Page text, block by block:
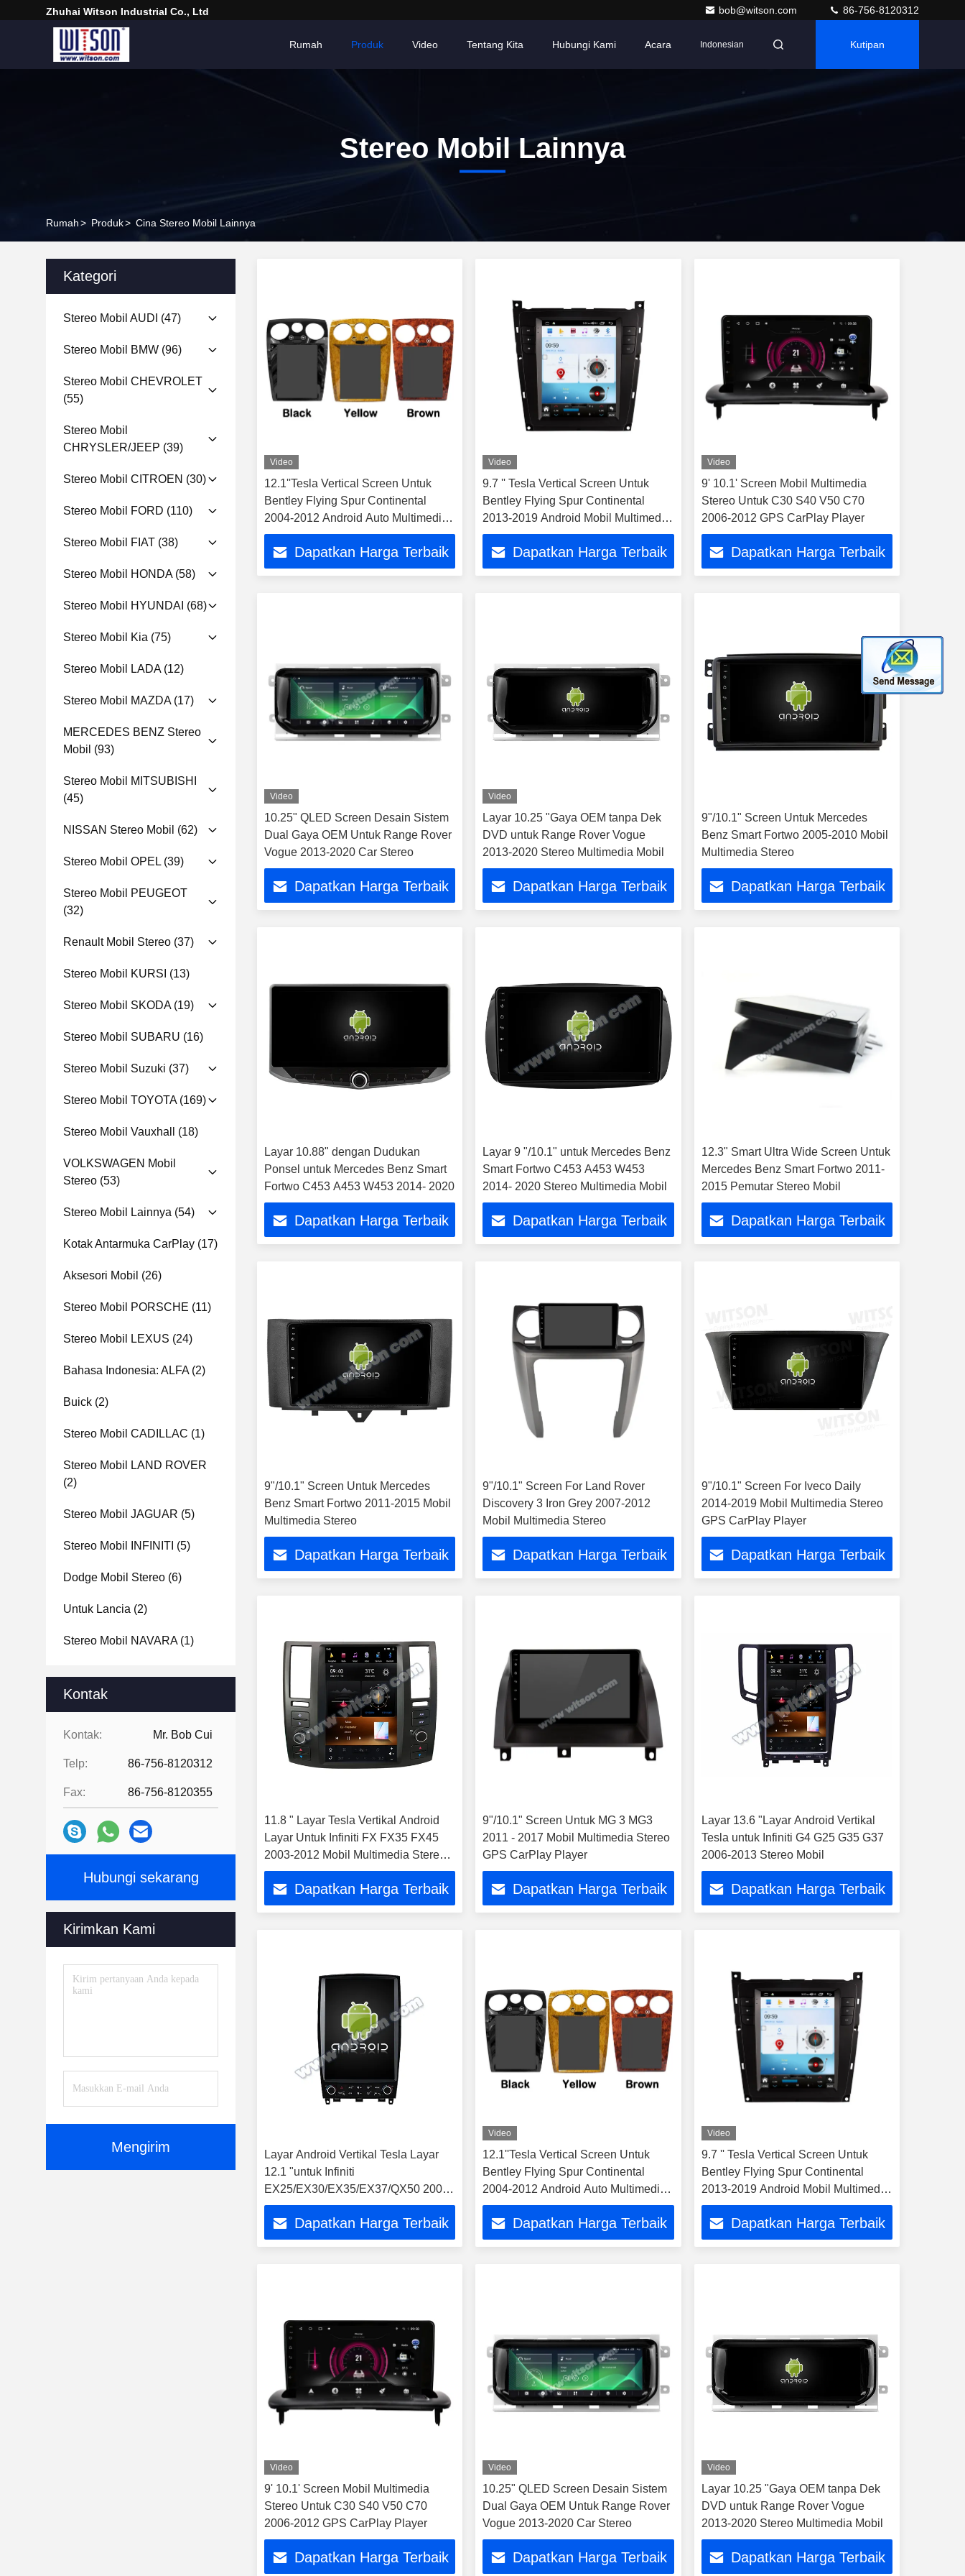
Zhuhai Witson Industrial Co., Ltd bob@witson.com 86-756-8120312
Rumah Produk Video Tentang Kita Hubungi Kami Acara Indonesian Kutipan
Stereo Mobil Lainnya
Rumah> Produk> Cina Stereo Mobil Lainnya
Kategori
Stereo Mobil AUDI (47)
Stereo Mobil BMW (96)
Stereo Mobil CHEVROLET
(55)
Stereo Mobil
CHRYSLER/JEEP (39)
Stereo Mobil CITROEN (30)
Stereo Mobil FORD (110)
Stereo Mobil FIAT (38)
Stereo Mobil HONDA(58)
Stereo Mobil HYUNDAI (68)
Stereo Mobil Kia (75)
Stereo Mobil LADA(12)
Stereo Mobil MAZDA(17)
MERCEDES BENZ Stereo
Mobil (93)
Stereo Mobil MITSUBISHI
(45)
NISSAN Stereo Mobil (62)
Stereo Mobil OPEL (39)
Stereo Mobil PEUGEOT
(32)
Renault Mobil Stereo (37)
Stereo Mobil KURSI (13)
Stereo Mobil SKODA(19)
Stereo Mobil SUBARU (16)
Stereo Mobil Suzuki (37)
Stereo Mobil TOYOTA(169)
Stereo Mobil Vauxhall (18)
VOLKSWAGEN Mobil
Stereo (53)
Stereo Mobil Lainnya (54)
Kotak Antarmuka CarPlay (17)
Aksesori Mobil (26)
Stereo Mobil PORSCHE (11)
Stereo Mobil LEXUS (24)
Bahasa Indonesia: ALFA(2)
Buick (2)
Stereo Mobil CADILLAC (1)
Stereo Mobil LAND ROVER
(2)
Stereo Mobil JAGUAR (5)
Stereo Mobil INFINITI (5)
Dodge Mobil Stereo (6)
Untuk Lancia (2)
Stereo Mobil NAVARA(1)
Kontak
Kontak: Mr. Bob Cui
Telp: 86-756-8120312
Fax: 86-756-8120355
Hubungi sekarang
Kirimkan Kami
Mengirim
Video
12.1''Tesla Vertical Screen Untuk
Bentley Flying Spur Continental
2004-2012 Android Auto Multimedia
Player
Dapatkan Harga Terbaik
Video
9.7 '' Tesla Vertical Screen Untuk
Bentley Flying Spur Continental
2013-2019 Android Mobil Multimedia
Player
Dapatkan Harga Terbaik
Video
9' 10.1' Screen Mobil Multimedia
Stereo Untuk C30 S40 V50 C70
2006-2012 GPS CarPlay Player
Dapatkan Harga Terbaik
Video
10.25" QLED Screen Desain Sistem
Dual Gaya OEM Untuk Range Rover
Vogue 2013-2020 Car Stereo
Dapatkan Harga Terbaik
Video
Layar 10.25 "Gaya OEM tanpa Dek
DVD untuk Range Rover Vogue
2013-2020 Stereo Multimedia Mobil
Dapatkan Harga Terbaik
9"/10.1" Screen Untuk Mercedes
Benz Smart Fortwo 2005-2010 Mobil
Multimedia Stereo
Dapatkan Harga Terbaik
Layar 10.88" dengan Dudukan
Ponsel untuk Mercedes Benz Smart
Fortwo C453 A453 W453 2014- 2020
Dapatkan Harga Terbaik
Layar 9 "/10.1" untuk Mercedes Benz
Smart Fortwo C453 A453 W453
2014- 2020 Stereo Multimedia Mobil
Dapatkan Harga Terbaik
12.3" Smart Ultra Wide Screen Untuk
Mercedes Benz Smart Fortwo 2011-
2015 Pemutar Stereo Mobil
Dapatkan Harga Terbaik
9"/10.1" Screen Untuk Mercedes
Benz Smart Fortwo 2011-2015 Mobil
Multimedia Stereo
Dapatkan Harga Terbaik
9"/10.1" Screen For Land Rover
Discovery 3 Iron Grey 2007-2012
Mobil Multimedia Stereo
Dapatkan Harga Terbaik
9"/10.1" Screen For Iveco Daily
2014-2019 Mobil Multimedia Stereo
GPS CarPlay Player
Dapatkan Harga Terbaik
11.8 " Layar Tesla Vertikal Android
Layar Untuk Infiniti FX FX35 FX45
2003-2012 Mobil Multimedia Stereo
GPS Carplay Player
Dapatkan Harga Terbaik
9"/10.1" Screen Untuk MG 3 MG3
2011 - 2017 Mobil Multimedia Stereo
GPS CarPlay Player
Dapatkan Harga Terbaik
Layar 13.6 "Layar Android Vertikal
Tesla untuk Infiniti G4 G25 G35 G37
2006-2013 Stereo Mobil
Dapatkan Harga Terbaik
Layar Android Vertikal Tesla Layar
12.1 "untuk Infiniti
EX25/EX30/EX35/EX37/QX50 2007-
2017 Stereo Mobil
Dapatkan Harga Terbaik
Video
12.1''Tesla Vertical Screen Untuk
Bentley Flying Spur Continental
2004-2012 Android Auto Multimedia
Player
Dapatkan Harga Terbaik
Video
9.7 '' Tesla Vertical Screen Untuk
Bentley Flying Spur Continental
2013-2019 Android Mobil Multimedia
Player
Dapatkan Harga Terbaik
Video
9' 10.1' Screen Mobil Multimedia
Stereo Untuk C30 S40 V50 C70
2006-2012 GPS CarPlay Player
Dapatkan Harga Terbaik
Video
10.25" QLED Screen Desain Sistem
Dual Gaya OEM Untuk Range Rover
Vogue 2013-2020 Car Stereo
Dapatkan Harga Terbaik
Video
Layar 10.25 "Gaya OEM tanpa Dek
DVD untuk Range Rover Vogue
2013-2020 Stereo Multimedia Mobil
Dapatkan Harga Terbaik